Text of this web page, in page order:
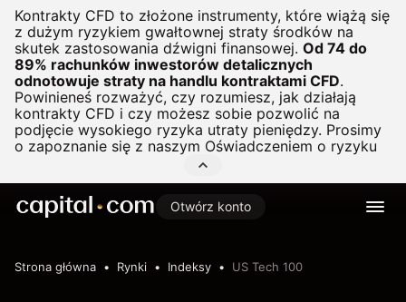
Kontrakty CFD to złożone instrumenty, które wiążą się
z dużym ryzykiem gwałtownej straty środków na
skutek zastosowania dźwigni finansowej. Od 74 do
89% rachunków inwestorów detalicznych
odnotowuje straty na handlu kontraktami CFD.
Powinieneś rozważyć, czy rozumiesz, jak działają
kontrakty CFD i czy możesz sobie pozwolić na
podjęcie wysokiego ryzyka utraty pieniędzy. Prosimy
o zapoznanie się z naszym Oświadczeniem o ryzyku
Otwórz konto
Strona główna Rynki Indeksy US Tech 100